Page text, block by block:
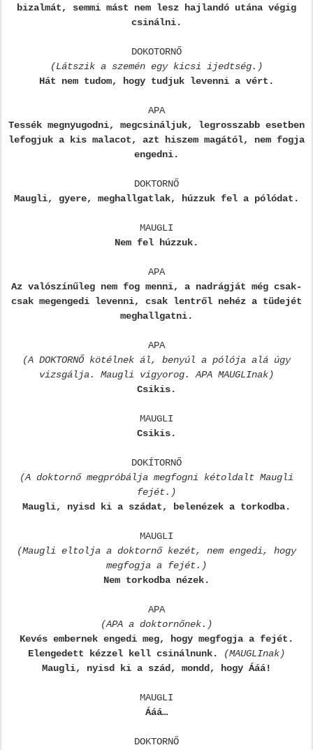
bizalmát, semmi mást nem lesz hajlandó utána végig
csinálni.
DOKOTORNŐ
(Látszik a szemén egy kicsi ijedtség.)
Hát nem tudom, hogy tudjuk levenni a vért.
APA
Tessék megnyugodni, megcsináljuk, legrosszabb esetben
lefogjuk a kis malacot, azt hiszem magától, nem fogja
engedni.
DOKTORNŐ
Maugli, gyere, meghallgatlak, húzzuk fel a pólódat.
MAUGLI
Nem fel húzzuk.
APA
Az valószínűleg nem fog menni, a nadrágját még csak-
csak megengedi levenni, csak lentről nehéz a tüdejét
meghallgatni.
APA
(A DOKTORNŐ kötélnek ál, benyúl a pólója alá úgy
vizsgálja. Maugli vigyorog. APA MAUGLInak)
Csikis.
MAUGLI
Csikis.
DOKÍTORNŐ
(A doktornő megpróbálja megfogni kétoldalt Maugli
fejét.)
Maugli, nyisd ki a szádat, belenézek a torkodba.
MAUGLI
(Maugli eltolja a doktornő kezét, nem engedi, hogy
megfogja a fejét.)
Nem torkodba nézek.
APA
(APA a doktornőnek.)
Kevés embernek engedi meg, hogy megfogja a fejét.
Elengedett kézzel kell csinálnunk.
(MAUGLInak)
Maugli, nyisd ki a szád, mondd, hogy Ááá!
MAUGLI
Ááá…
DOKTORNŐ